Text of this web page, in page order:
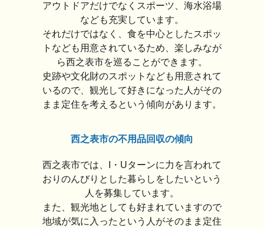
アウトドアだけでなくスポーツ、海水浴場
なども充実しています。
それだけではなく、食を中心としたスポッ
トなども用意されているため、楽しみなが
ら西之表市を巡ることができます。
史跡や文化財のスポットなども用意されて
いるので、観光して好きになった人がその
まま定住を考えるという傾向があります。
西之表市の不用品回収の傾向
西之表市では、I・Uターンに力を言われて
おりのんびりとした暮らしをしたいという
人を募集しています。
また、観光地としても好まれていますので
地域が気に入ったという人がそのまま定住